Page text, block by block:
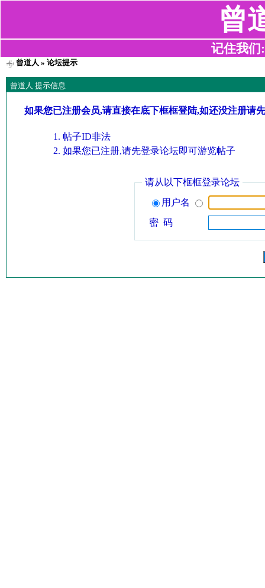
曾
记住我们
曾道人 » 论坛提示
曾道人 提示信息
如果您已注册会员,请直接在底下框框登陆,如还没注册请
帖子ID非法
如果您已注册,请先登录论坛即可游览帖子
请从以下框框登录论坛
用户名
密 码